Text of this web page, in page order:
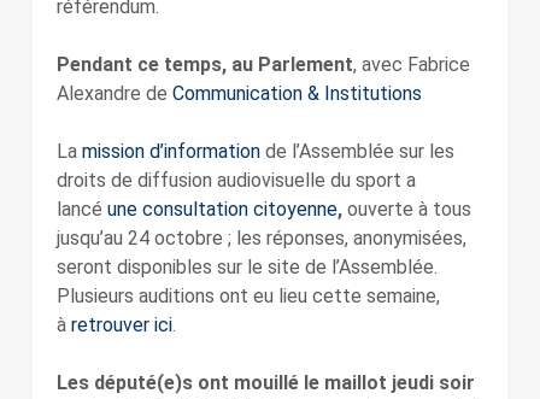
référendum.
Pendant ce temps, au Parlement, avec Fabrice
Alexandre de Communication & Institutions
La mission d’informationde l’Assemblée sur les
droits de diffusion audiovisuelle du sport a
lancé une consultation citoyenne,ouverte à tous
jusqu’au 24 octobre ; les réponses, anonymisées,
seront disponibles sur le site de l’Assemblée.
Plusieurs auditions ont eu lieu cette semaine,
à retrouver ici.
Les député(e)s ont mouillé le maillot jeudi soir